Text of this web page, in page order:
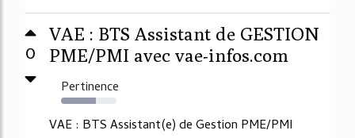
0
VAE : BTS Assistant de GESTION
PME/PMI avec vae-infos.com
Pertinence
63%
VAE : BTS Assistant(e) de Gestion PME/PMI